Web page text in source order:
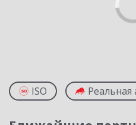
ISO Реальная